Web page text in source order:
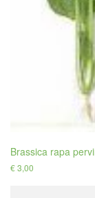
Brassica rapa
€3,00